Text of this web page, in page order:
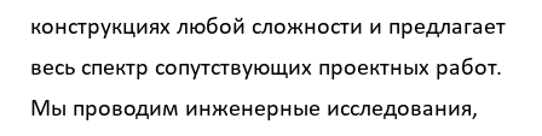
конструкциях любой сложности и предлагает
весь спектр сопутствующих проектных работ.
Мы проводим инженерные исследования,